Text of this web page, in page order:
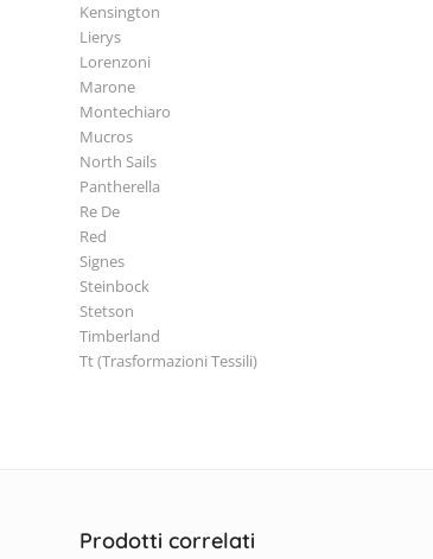
Kensington
Lierys
Lorenzoni
Marone
Montechiaro
Mucros
North Sails
Pantherella
Re De
Red
Signes
Steinbock
Stetson
Timberland
Tt (Trasformazioni Tessili)
Prodotti correlati